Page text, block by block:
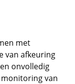
met
van afkeuring
onvolledig
van